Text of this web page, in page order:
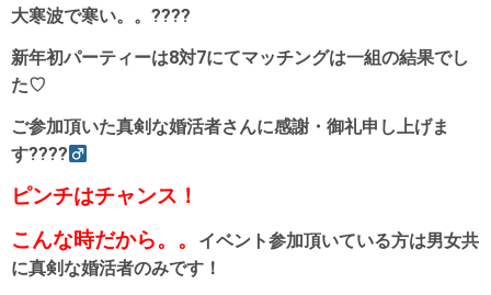
大寒波で寒い。。????
新年初パーティーは8対7にてマッチングは一組の結果でし
た♡
ご参加頂いた真剣な婚活者さんに感謝・御礼申し上げま
す????‍
ピンチはチャンス！
こんな時だから。。
イベント参加頂いている方は男女共
に真剣な婚活者のみです！